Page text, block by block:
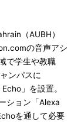
（AUBH）
の音声アシ
で学生や教職
ンパスに
」を設置。
ション「Alexa
を通して必要